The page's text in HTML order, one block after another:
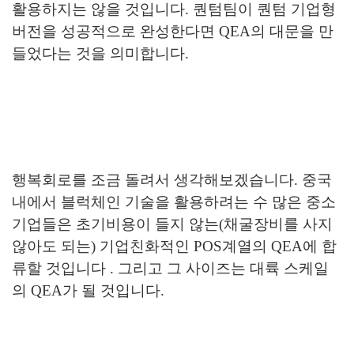
활용하지는 않을 것입니다. 퀀텀팀이 퀀텀 기업형
버전을 성공적으로 완성한다면 QEA의 대문을 만
들었다는 것을 의미합니다.
행복회로를 조금 돌려서 생각해보겠습니다. 중국
내에서 블럭체인 기술을 활용하려는 수 많은 중소
기업들은 초기비용이 들지 않는(채굴장비를 사지
않아도 되는) 기업친화적인 POS계열의 QEA에 합
류할 것입니다 . 그리고 그 사이즈는 대륙 스케일
의 QEA가 될 것입니다.